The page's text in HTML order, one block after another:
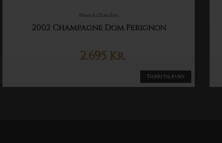
Moet & Chandon
2002 Champagne Dom Perignon
2.695 Kr.
Tilføj til kurv